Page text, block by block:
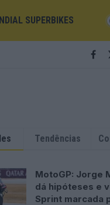
SUPERBIKES
Tendências
MotoGP: Jorge
dá hipóteses e
Sprint marcada